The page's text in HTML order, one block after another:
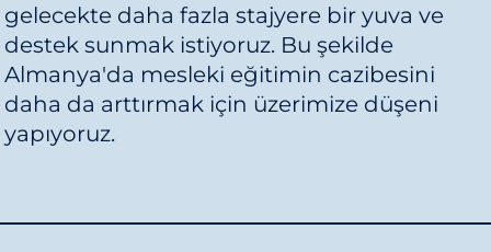
gelecekte daha fazla stajyere bir yuva ve
destek sunmak istiyoruz. Bu şekilde
Almanya'da mesleki eğitimin cazibesini
daha da arttırmak için üzerimize düşeni
yapıyoruz.